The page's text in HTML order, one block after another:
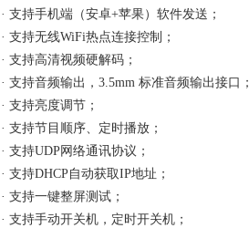
· 支持手机端（安卓+苹果）软件发送；
· 支持无线WiFi热点连接控制；
· 支持高清视频硬解码；
· 支持音频输出，3.5mm 标准音频输出接口；
· 支持亮度调节；
· 支持节目顺序、定时播放；
· 支持UDP网络通讯协议；
· 支持DHCP自动获取IP地址；
· 支持一键整屏测试；
· 支持手动开关机，定时开关机；